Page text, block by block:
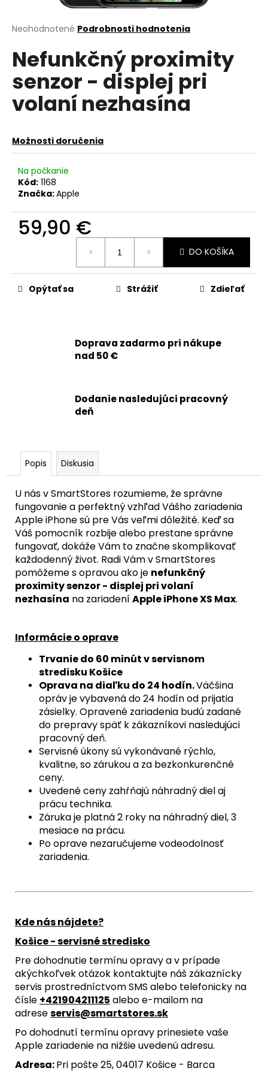
Priemerné
produktu
je
z
5
hviezdičiek.
Neohodnotené Podrobnosti hodnotenia
Nefunkčný proximity
senzor - displej pri
volaní nezhasína
Možnosti doručenia
Na počkanie
Kód: 1168
Značka:Apple
59,90 €
DO KOŠÍKA
Opýtať sa Strážiť Zdieľať
Doprava zadarmo pri nákupe
nad 50 €
Dodanie nasledujúci pracovný
deň
Popis Diskusia
U nás v SmartStores rozumieme, že správne
fungovanie a perfektný vzhľad Vášho zariadenia
Apple iPhone sú pre Vás veľmi dôležité. Keď sa
Váš pomocník rozbije alebo prestane správne
fungovať, dokáže Vám to značne skomplikovať
každodenný život. Radi Vám v SmartStores
pomôžeme s opravou ako je nefunkčný
proximity senzor - displej pri volaní
nezhasína na zariadeníApple iPhone XS Max.
Informácie o oprave
Trvanie do 60 minút v servisnom
stredisku Košice
Oprava na diaľku do 24 hodín.Väčšina
opráv je vybavená do 24 hodín od prijatia
zásielky. Opravené zariadenia budú zadané
do prepravy späť k zákazníkovi nasledujúci
pracovný deň.
Servisné úkony sú vykonávané rýchlo,
kvalitne, so zárukou a za bezkonkurenčné
ceny.
Uvedené ceny zahŕňajú náhradný diel aj
prácu technika.
Záruka je platná 2 roky na náhradný diel, 3
mesiace na prácu.
Po oprave nezaručujeme vodeodolnosť
zariadenia.
Kde nás nájdete?
Košice - servisné stredisko
Pre dohodnutie termínu opravy a v prípade
akýchkoľvek otázok kontaktujte náš zákaznícky
servis prostredníctvom SMS alebo telefonicky na
čísle +421904211125 alebo e-mailom na
adreseservis@smartstores.sk
Po dohodnutí termínu opravy prinesiete vaše
Apple zariadenie na nižšie uvedenú adresu.
Adresa:Pri pošte 25, 04017 Košice - Barca
j
ť
?
O
p
o
č
a
m
DIAGNOSTICKÁ
BEZ
HLÁSENIA
O
NEZNÁMOM
DIELE)
17,90
€